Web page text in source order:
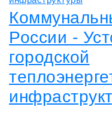
России -
городской